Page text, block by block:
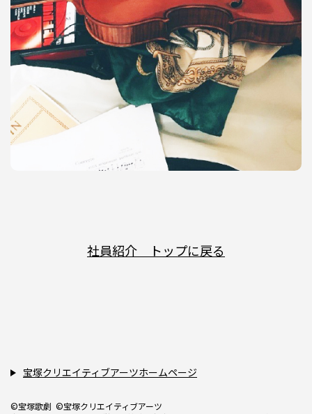
社員紹介 トップに戻る
宝塚クリエイティブアーツホームページ
©宝塚歌劇 ©宝塚クリエイティブアーツ